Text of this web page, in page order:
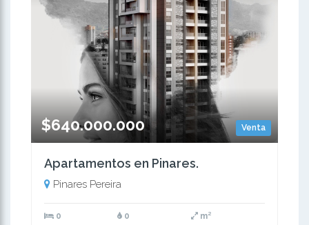
Venta
$640.000.000
Apartamentos en Pinares.
Pinares Pereira
0 0 m²